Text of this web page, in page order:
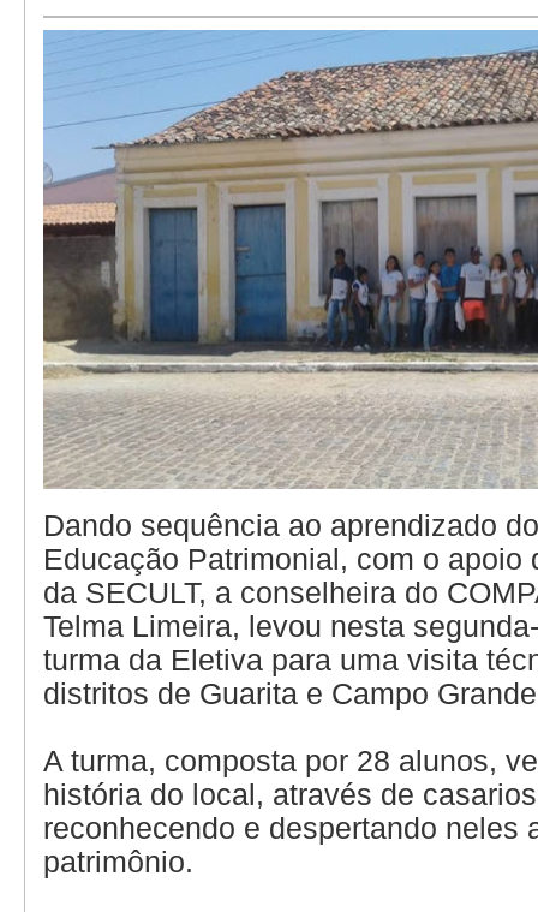
Dando sequência ao aprendizado
Educação Patrimonial, com o apoio
da SECULT, a conselheira do
Telma Limeira, levou nesta
turma da Eletiva para uma visita
distritos de Guarita e Campo
A turma, composta por 28 alunos,
história do local, através de
reconhecendo e despertando neles
patrimônio.